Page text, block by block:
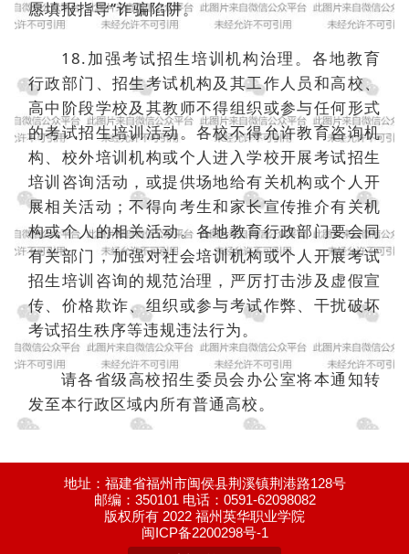
愿填报指导”诈骗陷阱。
18.加强考试招生培训机构治理。各地教育
行政部门、招生考试机构及其工作人员和高校、
高中阶段学校及其教师不得组织或参与任何形式
的考试招生培训活动。各校不得允许教育咨询机
构、校外培训机构或个人进入学校开展考试招生
培训咨询活动，或提供场地给有关机构或个人开
展相关活动；不得向考生和家长宣传推介有关机
构或个人的相关活动。各地教育行政部门要会同
有关部门，加强对社会培训机构或个人开展考试
招生培训咨询的规范治理，严厉打击涉及虚假宣
传、价格欺诈、组织或参与考试作弊、干扰破坏
考试招生秩序等违规违法行为。
请各省级高校招生委员会办公室将本通知转
发至本行政区域内所有普通高校。
地址：福建省福州市闽侯县荆溪镇荆港路128号
邮编：350101 电话：0591-62098082
版权所有 2022 福州英华职业学院
闽ICP备2200298号-1